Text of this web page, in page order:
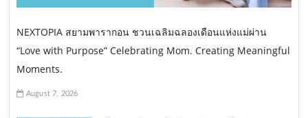
NEXTOPIA สยามพารากอน ชวนเฉลิมฉลองเดือนแห่งแม่ผ่าน
“Love with Purpose” Celebrating Mom. Creating Meaningful
Moments.
August 7, 2026